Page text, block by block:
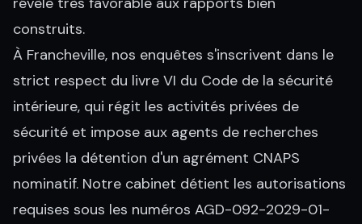
construits.
À Francheville, nos enquêtes s'inscrivent dans le
strict respect du livre VI du Code de la sécurité
intérieure, qui régit les activités privées de
sécurité et impose aux agents de recherches
privées la détention d'un agrément CNAPS
nominatif. Notre cabinet détient les autorisations
requises sous les numéros AGD-092-2029-01-